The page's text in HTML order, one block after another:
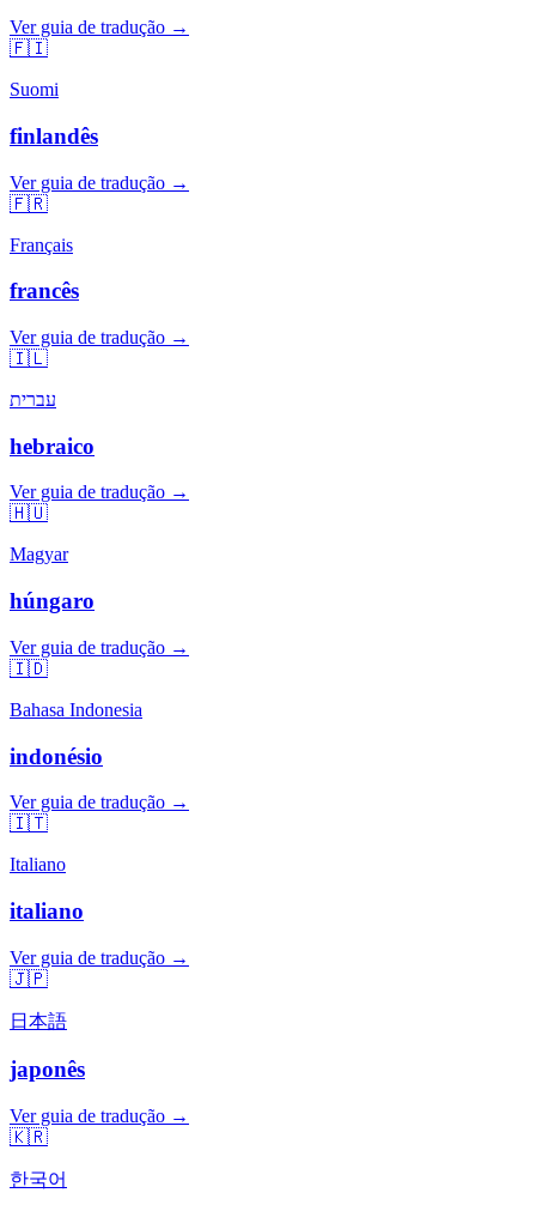
Ver guia de tradução →
🇫🇮
Suomi
finlandês
Ver guia de tradução →
🇫🇷
Français
francês
Ver guia de tradução →
🇮🇱
עברית
hebraico
Ver guia de tradução →
🇭🇺
Magyar
húngaro
Ver guia de tradução →
🇮🇩
Bahasa Indonesia
indonésio
Ver guia de tradução →
🇮🇹
Italiano
italiano
Ver guia de tradução →
🇯🇵
日本語
japonês
Ver guia de tradução →
🇰🇷
한국어